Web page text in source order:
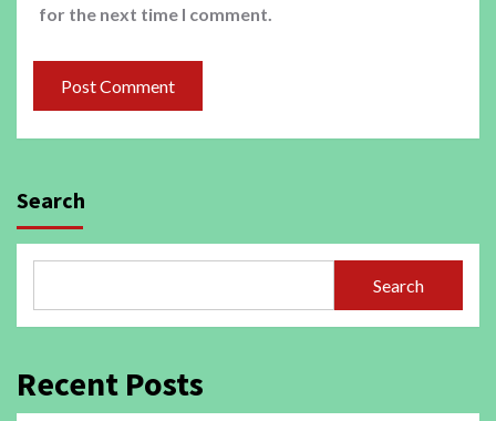
for the next time I comment.
Search
Search
Recent Posts